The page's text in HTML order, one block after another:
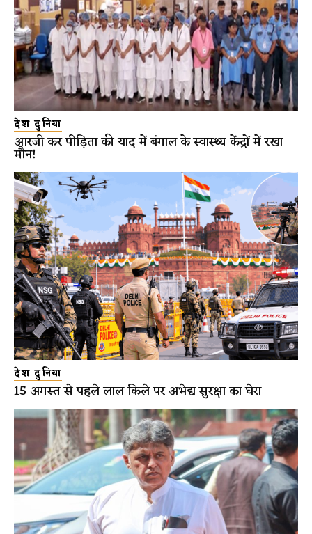
देश दुनिया
आरजी कर पीड़िता की याद में बंगाल के स्वास्थ्य केंद्रों में रखा
मौन!
देश दुनिया
15 अगस्त से पहले लाल किले पर अभेद्य सुरक्षा का घेरा